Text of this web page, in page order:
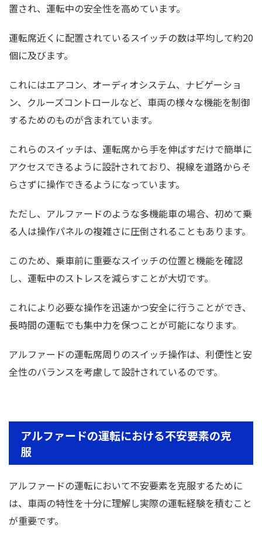
置され、運転中の安全性を高めています。
運転席近くに配置されているスイッチの数は平均して約20
個に及びます。
これにはエアコン、オーディオシステム、ナビゲーショ
ン、クルーズコントロールなど、車両の様々な機能を制御
するためのものが含まれています。
これらのスイッチは、運転席から手を伸ばすだけで簡単に
アクセスできるように設計されており、視線を道路からそ
らさずに操作できるようになっています。
ただし、アルファードのような多機能車の場合、初めて乗
る人は操作パネルの複雑さに圧倒されることもあります。
このため、乗車前に重要なスイッチの位置と機能を確認
し、運転中のストレスを減らすことが大切です。
これにより必要な操作を迅速かつ安全に行うことができ、
長時間の運転でも集中力を保つことが可能になります。
アルファードの運転席周りのスイッチ操作は、利便性と安
全性のバランスを考慮して設計されているのです。
アルファードの運転における不安要素の克
服
アルファードの運転において不安要素を克服するために
は、車両の特性を十分に理解し実際の運転経験を積むこと
が重要です。